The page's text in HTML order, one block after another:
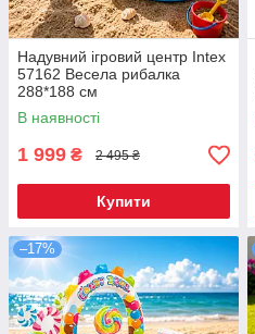
Надувний ігровий центр Intex
57162 Весела рибалка
288*188 см
В наявності
1 999 ₴ 2 495 ₴
Купити
–17%